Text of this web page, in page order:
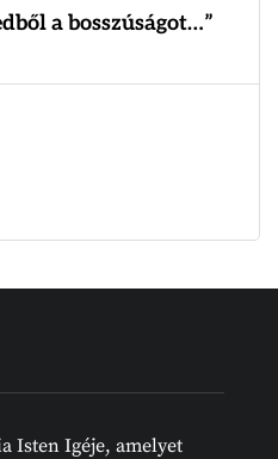
a bosszúságot…”
Isten Igéje, amelyet